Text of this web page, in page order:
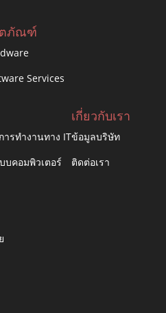
ภัณฑ์
Services
รทำงานทาง IT
บคอมพิวเตอร์
เกี่ยวกับเรา
ข้อมูลบริษัท
ติดต่อเรา